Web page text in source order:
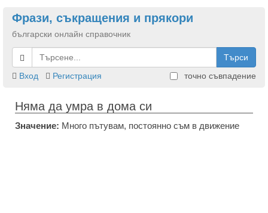
Фрази, съкращения и прякори
български онлайн справочник
Търси
Вход
Регистрация точно съвпадение
Няма да умра в дома си
Значение: Много пътувам, постоянно съм в движение